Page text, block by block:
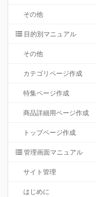
その他
目的別マニュアル
その他
カテゴリページ作成
特集ページ作成
商品詳細用ページ作成
トップページ作成
管理画面マニュアル
サイト管理
はじめに